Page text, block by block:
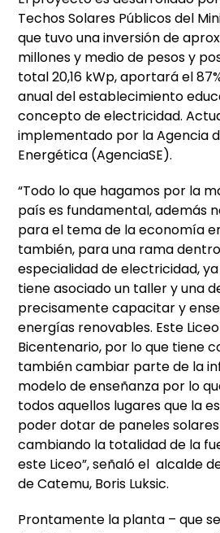
Techos Solares Públicos del
que tuvo una inversión de
millones y medio de pesos y
total 20,16 kWp, aportará el
anual del establecimiento
concepto de electricidad.
implementado por la Agencia
Energética (AgenciaSE).
“Todo lo que hagamos por la
país es fundamental, además
para el tema de la economía
también, para una rama
especialidad de electricidad,
tiene asociado un taller y una
precisamente capacitar y
energías renovables. Este
Bicentenario, por lo que tiene
también cambiar parte de la
modelo de enseñanza por lo
todos aquellos lugares que la
poder dotar de paneles
cambiando la totalidad de la
este Liceo”, señaló el alcalde
de Catemu, Boris Luksic.
Prontamente la planta – que